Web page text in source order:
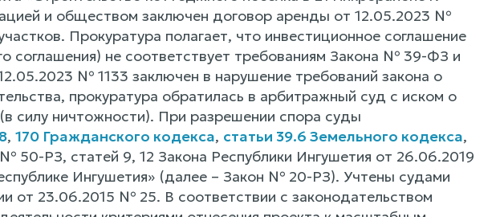
и обществом заключен договор аренды от 12.05.2023 №
Прокуратура полагает, что инвестиционное соглашение
соглашения) не соответствует требованиям Закона № 39-ФЗ и
№ 1133 заключен в нарушение требований закона о
прокуратура обратилась в арбитражный суд с иском о
силу ничтожности). При разрешении спора суды
, 170 Гражданского кодекса, статьи 39.6 Земельного кодекса,
РЗ, статей 9, 12 Закона Республики Ингушетия от 26.06.2019
Ингушетия» (далее – Закон № 20-РЗ). Учтены судами
от 23.06.2015 № 25. В соответствии с законодательством